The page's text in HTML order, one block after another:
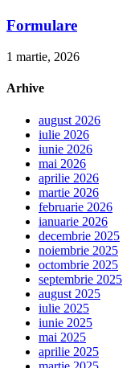
Formulare
1 martie, 2026
Arhive
august 2026
iulie 2026
iunie 2026
mai 2026
aprilie 2026
martie 2026
februarie 2026
ianuarie 2026
decembrie 2025
noiembrie 2025
octombrie 2025
septembrie 2025
august 2025
iulie 2025
iunie 2025
mai 2025
aprilie 2025